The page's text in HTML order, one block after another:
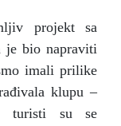
projekt sa
je bio napraviti
imali prilike
klupu –
turisti su se